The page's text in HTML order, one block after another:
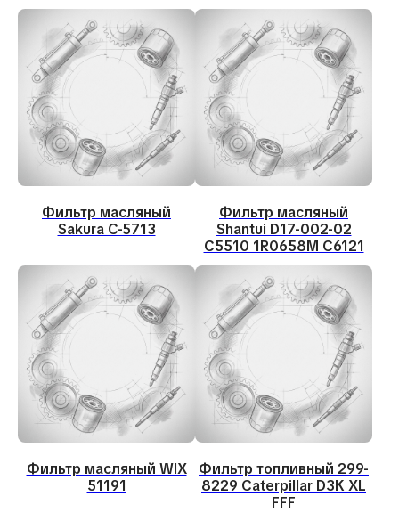
Фильтр масляный
Sakura C-5713
Фильтр масляный
Shantui D17-002-02
C5510 1R0658M C6121
Фильтр масляный WIX
51191
Фильтр топливный 299-
8229 Caterpillar D3K XL
FFF